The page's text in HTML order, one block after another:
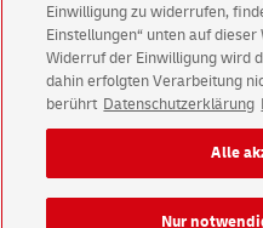
Datenschutz
Rechtliche Hinweise
Einwilligung zu widerrufen,
Einstellungen“ unten auf
Widerruf der Einwilligung wird
dahin erfolgten Verarbeitung
berührt Datenschutzerklärung
Nur
Alle